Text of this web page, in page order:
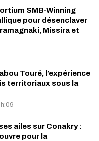
SMB-Winning
pour désenclaver
Missira et
Touré, l’expérience
territoriaux sous la
ailes sur Conakry :
pour la